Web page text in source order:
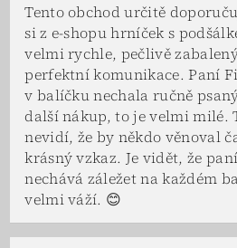
Tento obchod určitě
si z e-shopu hrníček s
velmi rychle, pečlivě
perfektní komunikace. Paní
v balíčku nechala ručně
další nákup, to je velmi milé.
nevidí, že by někdo věnoval
krásný vzkaz. Je vidět, že
nechává záležet na každém
velmi váží. 😊